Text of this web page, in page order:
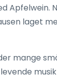
Apfelwein.
laget
mange